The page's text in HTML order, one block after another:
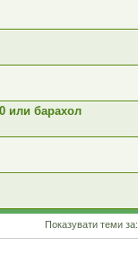
или барахол
Показувати теми за: